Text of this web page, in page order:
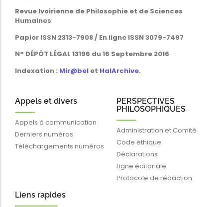
Revue Ivoirienne de Philosophie et de Sciences
Humaines
Papier ISSN 2313-7908 / En ligne ISSN 3079-7497
N° DÉPÔT LÉGAL 13196 du 16 Septembre 2016
Indexation : Mir@bel et HalArchive.
Appels et divers
Appels à communication
Derniers numéros
Téléchargements numéros
PERSPECTIVES
PHILOSOPHIQUES
Administration et Comité
Code éthique
Déclarations
Ligne éditoriale
Protocole de rédaction
Liens rapides